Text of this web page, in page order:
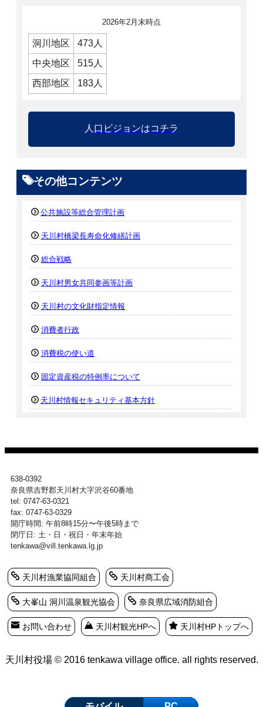
2026年2月末時点
洞川地区
473人
中央地区
515人
西部地区
183人
人口ビジョンはコチラ
その他コンテンツ
公共施設等総合管理計画
天川村橋梁長寿命化修繕計画
総合戦略
天川村男女共同参画等計画
天川村の文化財指定情報
消費者行政
消費税の使い道
固定資産税の特例率について
天川村情報セキュリティ基本方針
638-0392
奈良県吉野郡天川村大字沢谷60番地
tel: 0747-63-0321
fax: 0747-63-0329
開庁時間: 午前8時15分〜午後5時まで
閉庁日: 土・日・祝日・年末年始
tenkawa@vill.tenkawa.lg.jp
天川村漁業協同組合 天川村商工会
大峯山 洞川温泉観光協会 奈良県広域消防組合
お問い合わせ 天川村観光HPへ 天川村HPトップへ
天川村役場 © 2016 tenkawa village office. all rights reserved.